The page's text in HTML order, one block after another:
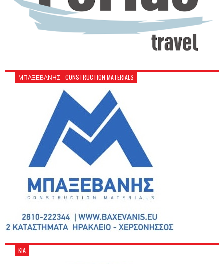
ΜΠΑΞΕΒΑΝΗΣ - CONSTRUCTION MATERIALS
KIA